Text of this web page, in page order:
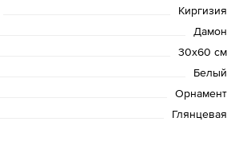
Киргизия
Дамон
30х60 см
Белый
Орнамент
Глянцевая